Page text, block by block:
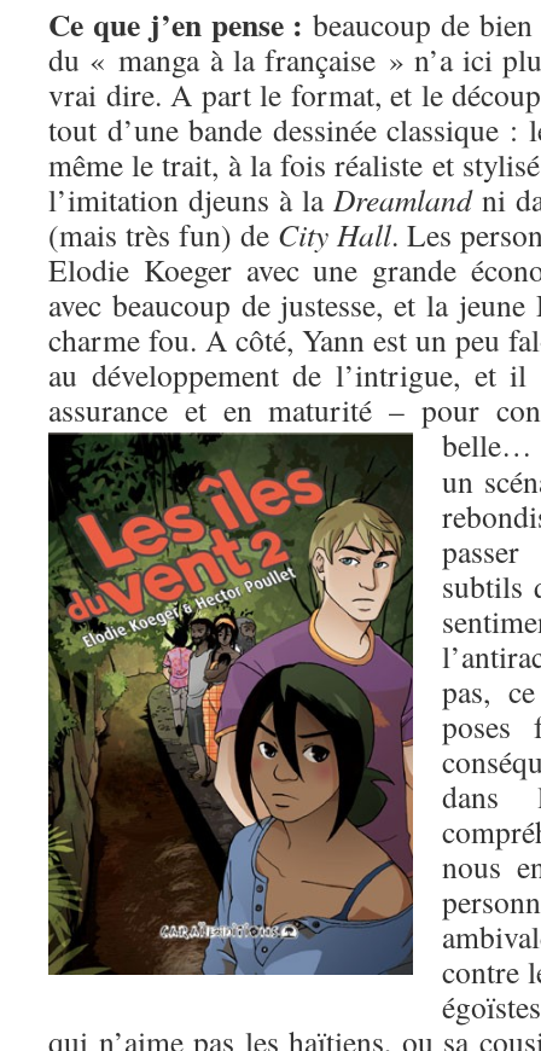
Ce que j’en pense : beaucoup de
du « manga à la française » n’a ici
vrai dire. A part le format, et le
tout d’une bande dessinée classique
même le trait, à la fois réaliste et
l’imitation djeuns à la Dreamlandni
(mais très fun) de City Hall. Les
Elodie Koeger avec une grande
avec beaucoup de justesse, et la
charme fou. A côté, Yann est un peu
au développement de l’intrigue, et il
assurance et en maturité – pour
un
subtils
pas,
poses
dans
nous
contre
qui n’aime pas les haïtiens, ou sa